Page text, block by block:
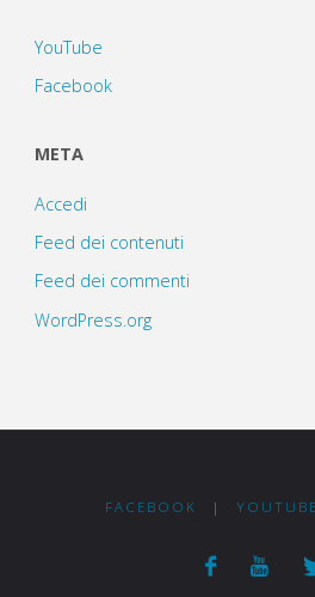
YouTube
Facebook
META
Accedi
Feed dei contenuti
Feed dei commenti
WordPress.org
FACEBOOK | YOUTUBE